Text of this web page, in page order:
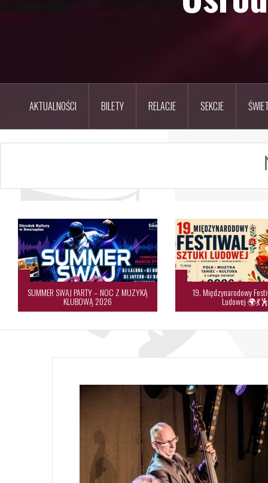
AKTUALNOŚCI BILETY RELACJE SEKCJE
SUMMER SWAJ PARTY – NOC Z MUZYKĄ
KLUBOWĄ 2026
19. Międzynarodowy
Ludowej 🌍💃🕺